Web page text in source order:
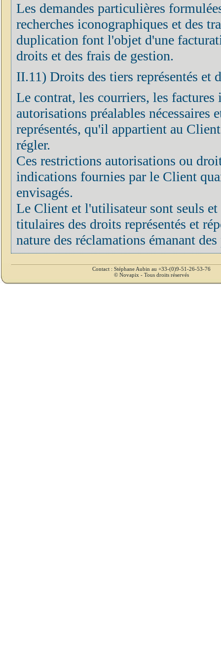
Les demandes particulières
recherches iconographiques et des
duplication font l'objet d'une
droits et des frais de gestion.
II.11) Droits des tiers représentés et
Le contrat, les courriers, les
autorisations préalables
représentés, qu'il appartient au
régler.
Ces restrictions autorisations ou
indications fournies par le Client
envisagés.
Le Client et l'utilisateur sont seuls
titulaires des droits représentés et
nature des réclamations émanant
Contact : Stéphane Aubin au +33-(0)9-51-26-53-76
© Novapix - Tous droits réservés